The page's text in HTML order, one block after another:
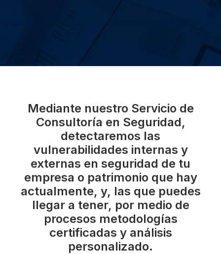
Mediante nuestro Servicio de
Consultoría en Seguridad,
detectaremos las
vulnerabilidades internas y
externas en seguridad de tu
empresa o patrimonio que hay
actualmente, y, las que puedes
llegar a tener, por medio de
procesos metodologías
certificadas y análisis
personalizado.